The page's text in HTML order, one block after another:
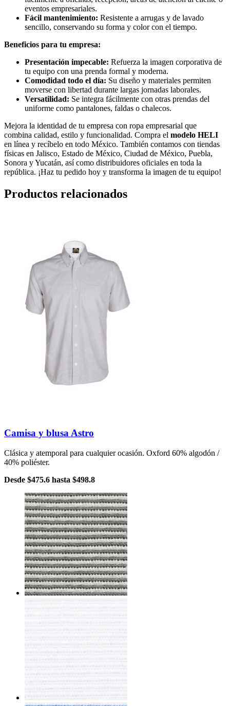
eventos empresariales.
Fácil mantenimiento: Resistente a arrugas y de lavado
sencillo, conservando su forma y color con el tiempo.
Beneficios para tu empresa:
Presentación impecable: Refuerza la imagen corporativa de
tu equipo con una prenda formal y moderna.
Comodidad todo el día: Su diseño y materiales permiten
moverse con libertad durante largas jornadas laborales.
Versatilidad: Se integra fácilmente con otras prendas del
uniforme como pantalones, faldas o chalecos.
Mejora la identidad de tu empresa con ropa empresarial que
combina calidad, estilo y funcionalidad. Compra el modelo HELI
en línea y recíbelo en todo México. También contamos con tiendas
físicas en Jalisco, Estado de México, Ciudad de México, Puebla,
Sonora y Yucatán, así como distribuidores oficiales en toda la
república. ¡Haz tu pedido hoy y transforma la imagen de tu equipo!
Productos relacionados
Camisa y blusa Astro
Clásica y atemporal para cualquier ocasión. Oxford 60% algodón /
40% poliéster.
Desde $475.6 hasta $498.8